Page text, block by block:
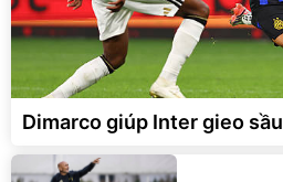
Dimarco giúp Inter gieo